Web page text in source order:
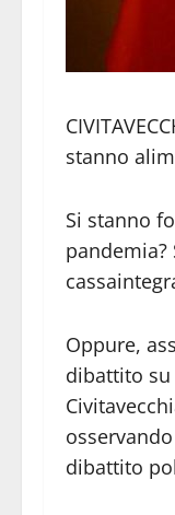
stanno
Si stanno
Oppure,
dibattito su
dibattito